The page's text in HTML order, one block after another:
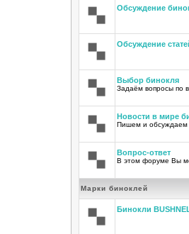
Обсуждение
Обсуждение
Выбор бинокля
Задаём вопросы по
Новости в мире
Пишем и обсуждаем
Вопрос-ответ
В этом форуме Вы
Марки биноклей
Бинокли